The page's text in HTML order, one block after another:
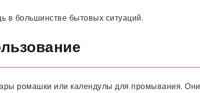
в большинстве бытовых ситуаций.
ромашки или календулы для промывания. Они